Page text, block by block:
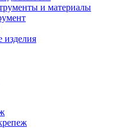
и материалы
изделия